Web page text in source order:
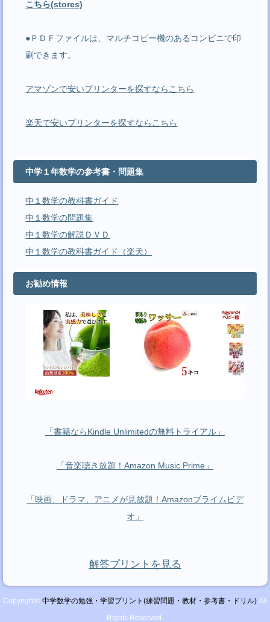
こちら(stores)
●ＰＤＦファイルは、マルチコピー機のあるコンビニで印
刷できます。
アマゾンで安いプリンターを探すならこちら
楽天で安いプリンターを探すならこちら
中学１年数学の参考書・問題集
中１数学の教科書ガイド
中１数学の問題集
中１数学の解説ＤＶＤ
中１数学の教科書ガイド（楽天）
お勧め情報
「書籍ならKindle Unlimitedの無料トライアル」
「音楽聴き放題！Amazon Music Prime」
「映画、ドラマ、アニメが見放題！Amazonプライムビデ
オ」
解答プリントを見る
Copyright© 中学数学の勉強・学習プリント(練習問題・教材・参考書・ドリル) All
Rights Reserved.